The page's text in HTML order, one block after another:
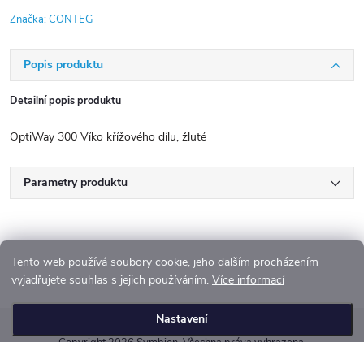
Tento web používá soubory cookie, jeho dalším procházením
vyjadřujete souhlas s jejich používáním. Více informací
Nastavení
Značka:CONTEG
Popis produktu
Detailní popis produktu
OptiWay 300 Víko křížového dílu, žluté
Parametry produktu